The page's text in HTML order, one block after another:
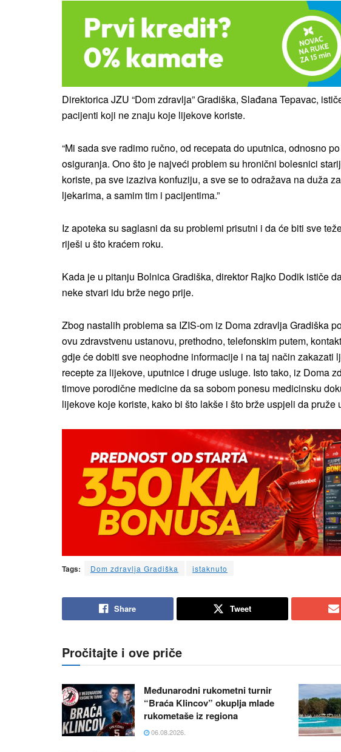
Direktorica JZU “Dom zdravlja” Gradiška, Slađana Tepavac,
pacijenti koji ne znaju koje lijekove koriste.
“Mi sada sve radimo ručno, od recepata do uputnica, odnosno
osiguranja. Ono što je najveći problem su hronični bolesnici
koriste, pa sve izaziva konfuziju, a sve se to odražava na duža
ljekarima, a samim tim i pacijentima.”
Iz apoteka su saglasni da su problemi prisutni i da će biti sve
riješi u što kraćem roku.
Kada je u pitanju Bolnica Gradiška, direktor Rajko Dodik ističe
neke stvari idu brže nego prije.
Zbog nastalih problema sa IZIS-om iz Doma zdravlja Gradiška
ovu zdravstvenu ustanovu, prethodno, telefonskim putem,
gdje će dobiti sve neophodne informacije i na taj način zakazati
recepte za lijekove, uputnice i druge usluge. Isto tako, iz Doma
timove porodične medicine da sa sobom ponesu medicinsku
lijekove koje koriste, kako bi što lakše i što brže uspjeli da pruže
Tags: Dom zdravlja Gradiška istaknuto
Share Tweet
Pročitajte i ove priče
Međunarodni rukometni turnir
“Braća Klincov” okuplja mlade
rukometaše iz regiona
06.08.2026.